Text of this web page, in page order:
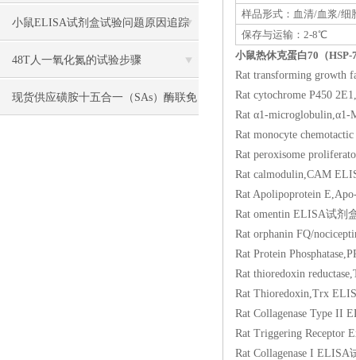
小鼠ELISA试剂盒试验问题原因追踪
48T人一氧化氮的试验步骤
现货供应磺胺十五合一（SAs）酶联免
样品形式：血清/血浆/细
保存与运输：2-8℃
小鼠热休克蛋白70（
Rat transforming growth
Rat cytochrome P450
Rat α1-
Rat monocyte
Rat peroxisome
Rat calmodulin,CAM
Rat Apolipoprotein
Rat omentin ELISA试剂
Rat orphanin FQ/
Rat Protein
Rat thioredoxin
Rat Thioredoxin,Trx
Rat Collagenase Type
Rat Triggering Receptor
Rat Collagenase I